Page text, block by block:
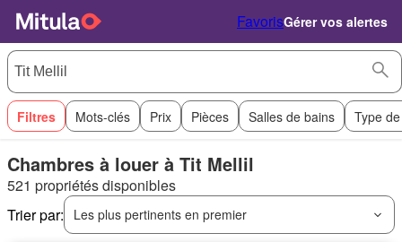
FavorisGérer vos alertes
Filtres Mots-clés Prix Pièces Salles de bains Type
Chambres à louer à Tit Mellil
521 propriétés disponibles
Trier par:
Les plus pertinents en premier